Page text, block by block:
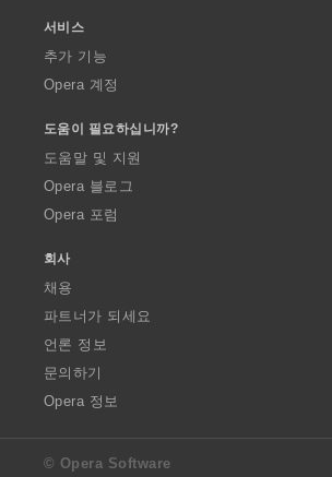
서비스
추가 기능
Opera 계정
도움이 필요하십니까?
도움말 및 지원
Opera 블로그
Opera 포럼
회사
채용
파트너가 되세요
언론 정보
문의하기
Opera 정보
© Opera Software